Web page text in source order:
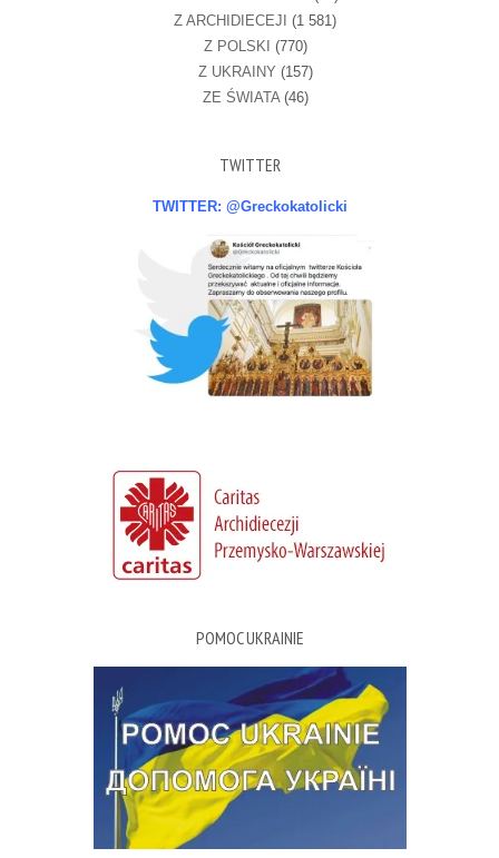
Z ARCHIDIECEJI (1 581)
Z POLSKI (770)
Z UKRAINY (157)
ZE ŚWIATA(46)
TWITTER
TWITTER: @Greckokatolicki
POMOC UKRAINIE